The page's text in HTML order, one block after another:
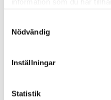
information som du har
Nödvändig
Inställningar
Statistik
Vilka tjänster erbjuder